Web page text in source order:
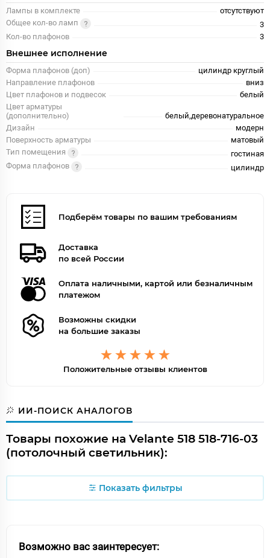
Лампы в комплекте
отсутствуют
Общее кол-во ламп
3
Кол-во плафонов
3
Внешнее исполнение
Форма плафонов (доп)
цилиндр круглый
Направление плафонов
вниз
Цвет плафонов и подвесок
белый
Цвет арматуры
(дополнительно)
белый,деревонатуральное
Дизайн
модерн
Поверхность арматуры
матовый
Тип помещения
гостиная
Форма плафонов
цилиндр
Подберём товары по вашим требованиям
Доставка
по всей России
Оплата наличными, картой или безналичным
платежом
Возможны скидки
на большие заказы
Положительные отзывы клиентов
ИИ-ПОИСК АНАЛОГОВ
Товары похожие на Velante 518 518-716-03
(потолочный светильник):
Показать фильтры
Возможно вас заинтересует: